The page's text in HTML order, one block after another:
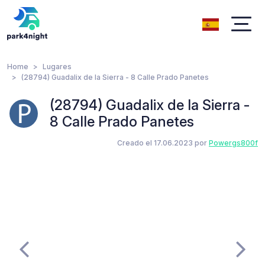
Home
Lugares
(28794) Guadalix de la Sierra - 8 Calle Prado Panetes
(28794) Guadalix de la Sierra -
8 Calle Prado Panetes
Creado el 17.06.2023 por Powergs800f